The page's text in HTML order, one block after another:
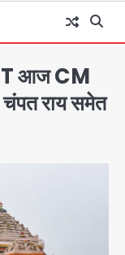
SIT आज CM
चंपत राय समेत